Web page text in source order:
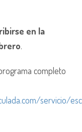
en la
.
completo
servicio/